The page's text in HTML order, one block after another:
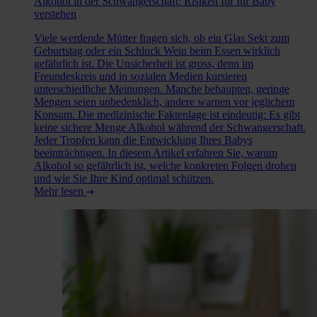
verstehen
Viele werdende Mütter fragen sich, ob ein Glas Sekt zum
Geburtstag oder ein Schluck Wein beim Essen wirklich
gefährlich ist. Die Unsicherheit ist gross, denn im
Freundeskreis und in sozialen Medien kursieren
unterschiedliche Meinungen. Manche behaupten, geringe
Mengen seien unbedenklich, andere warnen vor jeglichem
Konsum. Die medizinische Faktenlage ist eindeutig: Es gibt
keine sichere Menge Alkohol während der Schwangerschaft.
Jeder Tropfen kann die Entwicklung Ihres Babys
beeinträchtigen. In diesem Artikel erfahren Sie, warum
Alkohol so gefährlich ist, welche konkreten Folgen drohen
und wie Sie Ihre Kind optimal schützen.
Mehr lesen